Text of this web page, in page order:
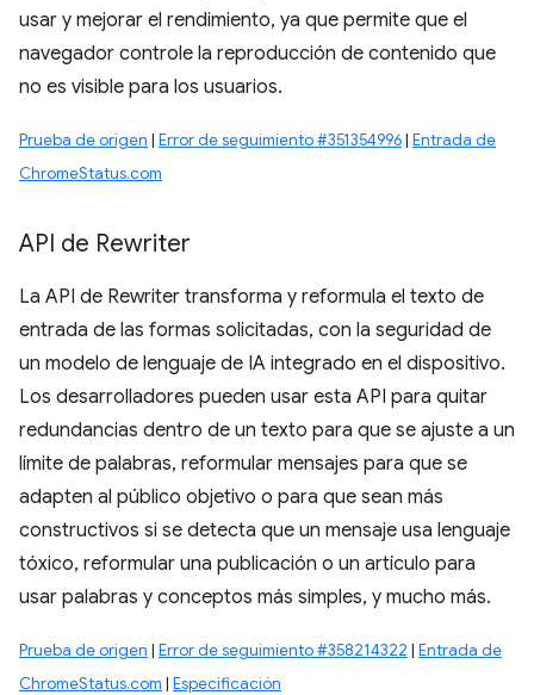
usar y mejorar el rendimiento, ya que permite que el
navegador controle la reproducción de contenido que
no es visible para los usuarios.
Prueba de origen | Error de seguimiento #351354996| Entrada de
ChromeStatus.com
API de Rewriter
La API de Rewriter transforma y reformula el texto de
entrada de las formas solicitadas, con la seguridad de
un modelo de lenguaje de IA integrado en el dispositivo.
Los desarrolladores pueden usar esta API para quitar
redundancias dentro de un texto para que se ajuste a un
límite de palabras, reformular mensajes para que se
adapten al público objetivo o para que sean más
constructivos si se detecta que un mensaje usa lenguaje
tóxico, reformular una publicación o un artículo para
usar palabras y conceptos más simples, y mucho más.
Prueba de origen | Error de seguimiento #358214322 | Entrada de
ChromeStatus.com | Especificación